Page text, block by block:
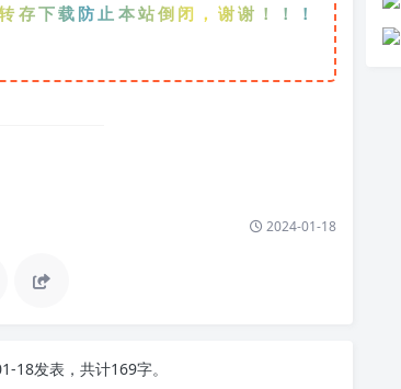
载防止本站倒闭，谢谢！！！
2024-01-18
18发表，共计169字。